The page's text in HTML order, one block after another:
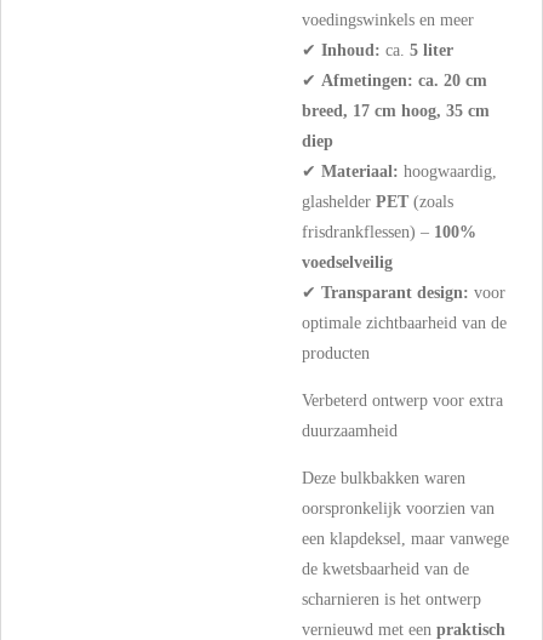
voedingswinkels en meer
✔ Inhoud: ca. 5 liter
✔ Afmetingen: ca. 20 cm
breed, 17 cm hoog, 35 cm
diep
✔ Materiaal: hoogwaardig,
glashelder PET (zoals
frisdrankflessen) – 100%
voedselveilig
✔ Transparant design: voor
optimale zichtbaarheid van de
producten
Verbeterd ontwerp voor extra
duurzaamheid
Deze bulkbakken waren
oorspronkelijk voorzien van
een klapdeksel, maar vanwege
de kwetsbaarheid van de
scharnieren is het ontwerp
vernieuwd met een praktisch